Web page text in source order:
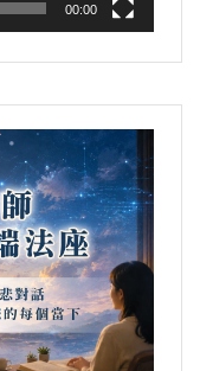
00:00